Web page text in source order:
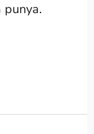
punya.